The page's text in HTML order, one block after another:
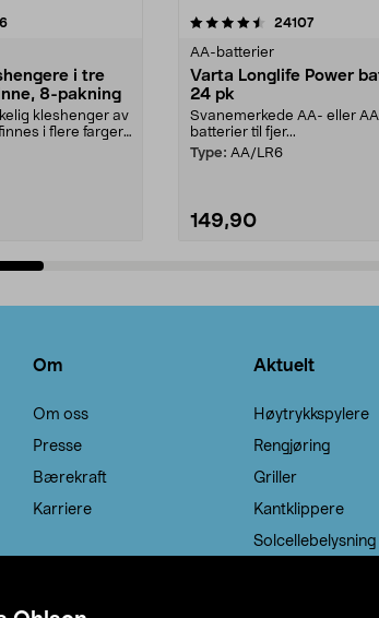
anmeldelser
i tre
8-pakning
kleshenger av
i flere farger.
5 stjerner 24107
AA-batterier
Varta Longlife Power
24 pk
Svanemerkede AA- eller
batterier til fjer...
Type: AA/LR6
149,90
4.5av 5 stjerner
Om
Om oss
Presse
Bærekraft
Karriere
Aktuelt
Høytrykkspylere
Rengjøring
Griller
Kantklippere
Solcellebelysning